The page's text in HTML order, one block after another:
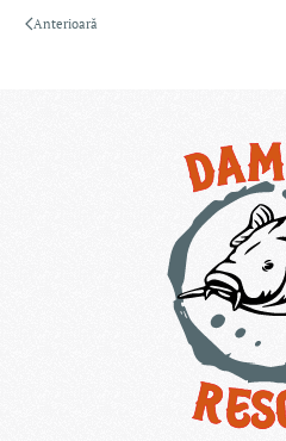
Anterioară